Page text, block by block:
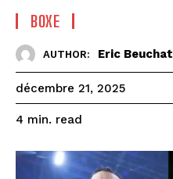
BOXE
AUTHOR: Eric Beuchat
décembre 21, 2025
4 min. read